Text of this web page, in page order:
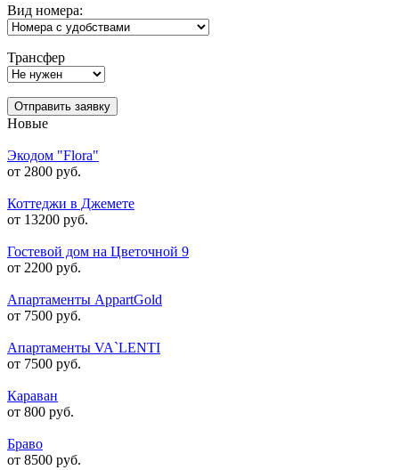
Вид номера:
Трансфер
Отправить заявку
Новые
Экодом "Flora"
от 2800 руб.
Коттеджи в Джемете
от 13200 руб.
Гостевой дом на Цветочной 9
от 2200 руб.
Апартаменты AppartGold
от 7500 руб.
Апартаменты VA`LENTI
от 7500 руб.
Караван
от 800 руб.
Браво
от 8500 руб.